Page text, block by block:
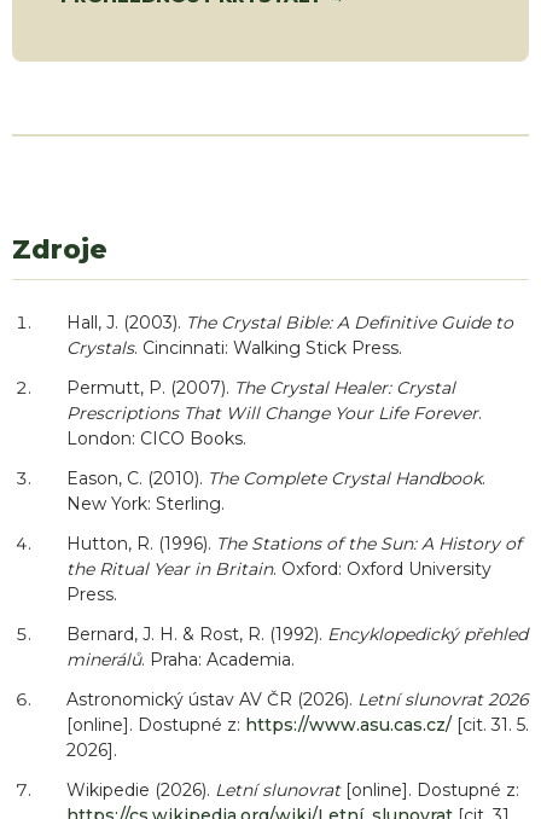
Zdroje
Hall, J. (2003). The Crystal Bible: A Definitive Guide to
Crystals. Cincinnati: Walking Stick Press.
Permutt, P. (2007). The Crystal Healer: Crystal
Prescriptions That Will Change Your Life Forever.
London: CICO Books.
Eason, C. (2010). The Complete Crystal Handbook.
New York: Sterling.
Hutton, R. (1996). The Stations of the Sun: A History of
the Ritual Year in Britain. Oxford: Oxford University
Press.
Bernard, J. H. & Rost, R. (1992). Encyklopedický přehled
minerálů. Praha: Academia.
Astronomický ústav AV ČR (2026). Letní slunovrat 2026
[online]. Dostupné z: https://www.asu.cas.cz/ [cit. 31. 5.
2026].
Wikipedie (2026). Letní slunovrat[online]. Dostupné z: